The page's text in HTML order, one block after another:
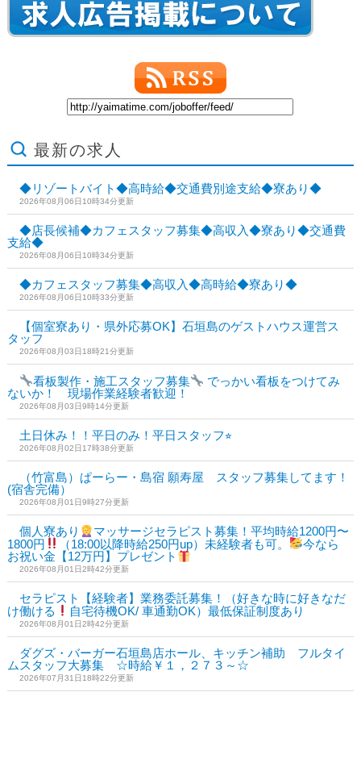
最新の求人
◆リゾートバイト◆高時給◆交通費別途支給◆寮あり◆
2026年08月06日10時34分更新
◆店長候補◆カフェスタッフ募集◆高収入◆寮あり◆交通費
支給◆
2026年08月06日10時34分更新
◆カフェスタッフ募集◆高収入◆高時給◆寮あり◆
2026年08月06日10時33分更新
【個室寮あり・県外応募OK】石垣島のゲストハウス運営ス
タッフ
2026年08月03日18時21分更新
看板製作・施工スタッフ募集
でっかい看板をつけてみ
ないか！ 現場作業経験者歓迎！
2026年08月03日9時14分更新
土日休み！！平日のみ！平日スタッフ⭐︎
2026年08月02日17時38分更新
（竹富島）ぱーらー・島宿 願寿屋 スタッフ募集してます！
(宿舎完備）
2026年08月01日9時27分更新
個人寮あり
マッサージセラピスト募集！平均時給1200円〜
1800円
（18:00以降時給250円up）未経験者も可。
今なら
お祝い金【12万円】プレゼント
2026年08月01日2時42分更新
セラピスト【経験者】業務委託募集！（好きな時に好きなだ
け働ける
自宅待機OK/ 車通勤OK）最低保証制度あり
2026年08月01日2時42分更新
ダグズ・バーガー石垣島店ホール、キッチン補助 フルタイ
ムスタッフ大募集 ☆時給￥１，２７３～☆
2026年07月31日18時22分更新